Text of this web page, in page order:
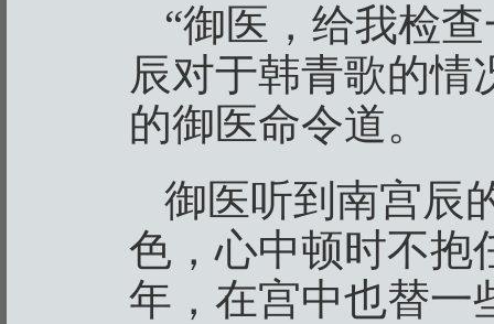
“御医，给我检
辰对于韩青歌的情
的御医命令道。
御医听到南宫辰
色，心中顿时不抱
年，在宫中也替一